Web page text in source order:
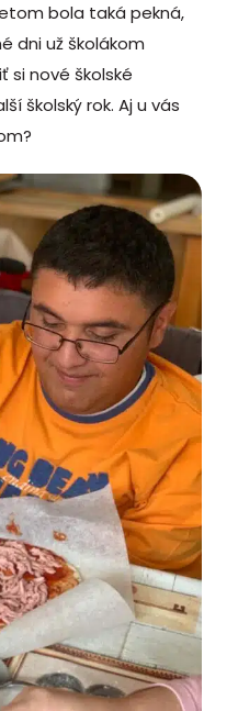
bola taká pekná,
dni už školákom
si nové školské
školský rok. Aj u vás